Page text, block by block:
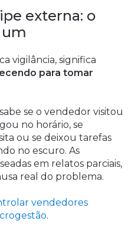
externa: o
vigilância, significa
para tomar
se o vendedor visitou
no horário, se
ou se deixou tarefas
no escuro. As
em relatos parciais,
real do problema.
vendedores
.